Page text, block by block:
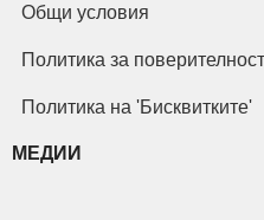
Общи условия
Политика за поверителност
Политика на 'Бисквитките'
МЕДИИ